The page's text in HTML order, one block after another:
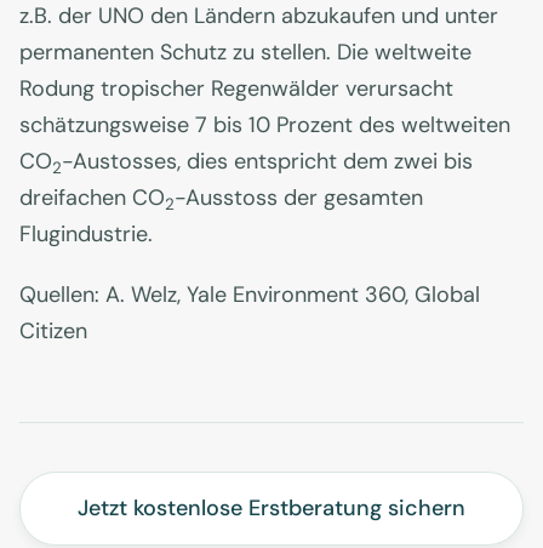
z.B. der UNO den Ländern abzukaufen und unter
permanenten Schutz zu stellen. Die weltweite
Rodung tropischer Regenwälder verursacht
schätzungsweise 7 bis 10 Prozent des weltweiten
CO2-Austosses, dies entspricht dem zwei bis
dreifachen CO2-Ausstoss der gesamten
Flugindustrie.
Quellen: A. Welz, Yale Environment 360, Global
Citizen
Jetzt kostenlose Erstberatung sichern